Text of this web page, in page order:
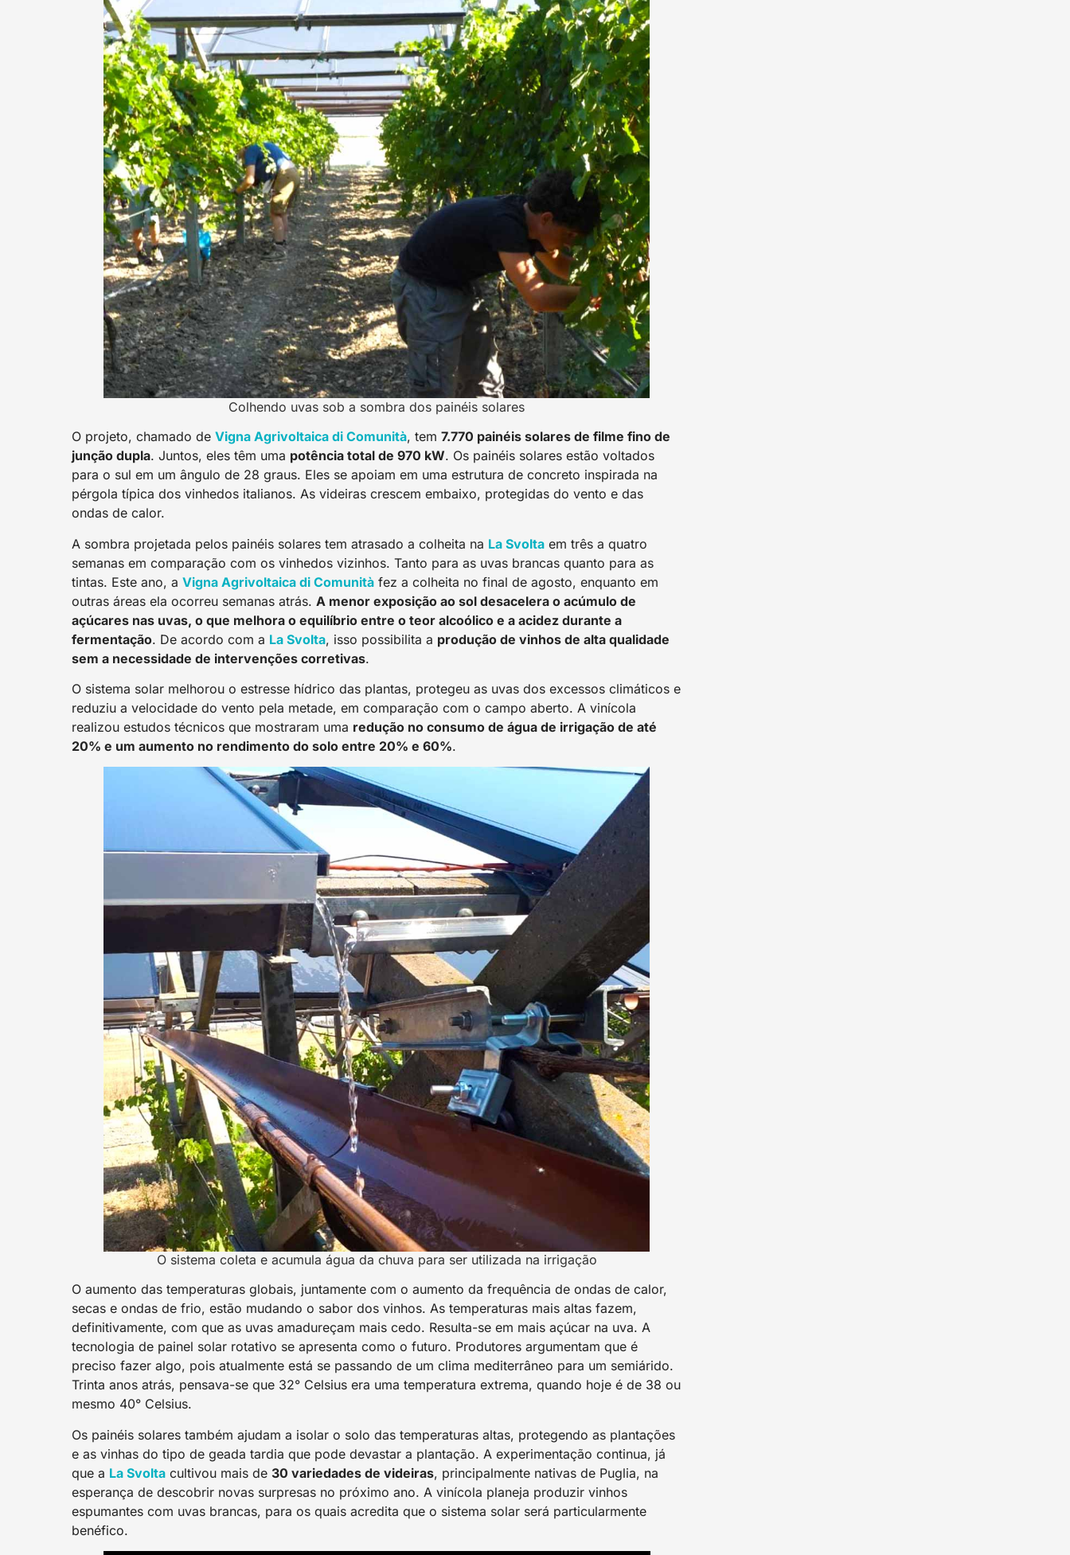
Colhendo uvas sob a sombra dos painéis solares
O projeto, chamado de Vigna Agrivoltaica di Comunità, tem 7.770 painéis solares de filme fino de
junção dupla. Juntos, eles têm uma potência total de 970 kW. Os painéis solares estão voltados
para o sul em um ângulo de 28 graus. Eles se apoiam em uma estrutura de concreto inspirada na
pérgola típica dos vinhedos italianos. As videiras crescem embaixo, protegidas do vento e das
ondas de calor.
A sombra projetada pelos painéis solares tem atrasado a colheita na La Svolta em três a quatro
semanas em comparação com os vinhedos vizinhos. Tanto para as uvas brancas quanto para as
tintas. Este ano, a Vigna Agrivoltaica di Comunità fez a colheita no final de agosto, enquanto em
outras áreas ela ocorreu semanas atrás. A menor exposição ao sol desacelera o acúmulo de
açúcares nas uvas, o que melhora o equilíbrio entre o teor alcoólico e a acidez durante a
fermentação. De acordo com a La Svolta, isso possibilita a produção de vinhos de alta qualidade
sem a necessidade de intervenções corretivas.
O sistema solar melhorou o estresse hídrico das plantas, protegeu as uvas dos excessos climáticos e
reduziu a velocidade do vento pela metade, em comparação com o campo aberto. A vinícola
realizou estudos técnicos que mostraram uma redução no consumo de água de irrigação de até
20% e um aumento no rendimento do solo entre 20% e 60%.
O sistema coleta e acumula água da chuva para ser utilizada na irrigação
O aumento das temperaturas globais, juntamente com o aumento da frequência de ondas de calor,
secas e ondas de frio, estão mudando o sabor dos vinhos. As temperaturas mais altas fazem,
definitivamente, com que as uvas amadureçam mais cedo. Resulta-se em mais açúcar na uva. A
tecnologia de painel solar rotativo se apresenta como o futuro. Produtores argumentam que é
preciso fazer algo, pois atualmente está se passando de um clima mediterrâneo para um semiárido.
Trinta anos atrás, pensava-se que 32° Celsius era uma temperatura extrema, quando hoje é de 38 ou
mesmo 40° Celsius.
Os painéis solares também ajudam a isolar o solo das temperaturas altas, protegendo as plantações
e as vinhas do tipo de geada tardia que pode devastar a plantação. A experimentação continua, já
que a La Svolta cultivou mais de 30 variedades de videiras, principalmente nativas de Puglia, na
esperança de descobrir novas surpresas no próximo ano. A vinícola planeja produzir vinhos
espumantes com uvas brancas, para os quais acredita que o sistema solar será particularmente
benéfico.